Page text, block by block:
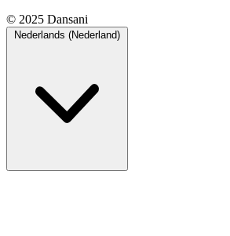
© 2025 Dansani
Nederlands (Nederland)